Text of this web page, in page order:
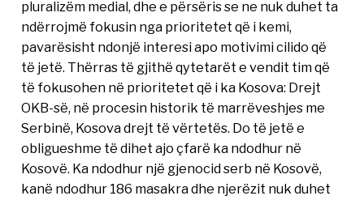
pluralizëm medial, dhe e përsëris se ne nuk duhet ta
ndërrojmë fokusin nga prioritetet që i kemi,
pavarësisht ndonjë interesi apo motivimi cilido që
të jetë. Thërras të gjithë qytetarët e vendit tim që
të fokusohen në prioritetet që i ka Kosova: Drejt
OKB-së, në procesin historik të marrëveshjes me
Serbinë, Kosova drejt të vërtetës. Do të jetë e
obligueshme të dihet ajo çfarë ka ndodhur në
Kosovë. Ka ndodhur një gjenocid serb në Kosovë,
kanë ndodhur 186 masakra dhe njerëzit nuk duhet